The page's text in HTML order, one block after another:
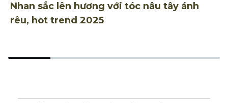
Nhan sắc lên hương với tóc nâu tây ánh
rêu, hot trend 2025